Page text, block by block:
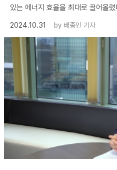
있는 에너지 효율을 최대로 끌어올렸
2024.10.31
by 배종인 기자